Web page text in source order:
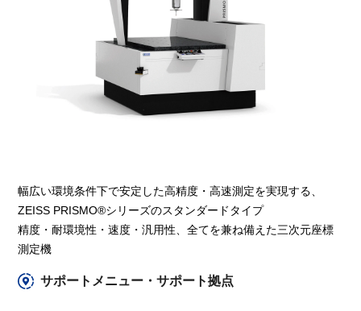
幅広い環境条件下で安定した⾼精度・⾼速測定を実現する、
ZEISS PRISMO®シリーズのスタンダードタイプ
精度・耐環境性・速度・汎用性、全てを兼ね備えた三次元座標
測定機
サポートメニュー・サポート拠点